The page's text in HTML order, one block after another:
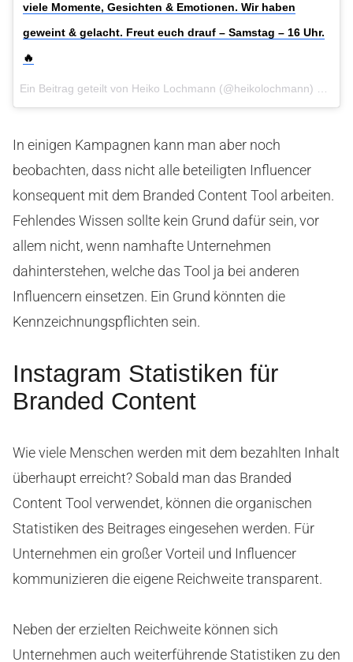
viele Momente, Gesichten & Emotionen. Wir haben
geweint & gelacht. Freut euch drauf – Samstag – 16 Uhr.
🔥
Ein Beitrag geteilt von Heiko Lochmann (@heikolochmann) am
In einigen Kampagnen kann man aber noch
beobachten, dass nicht alle beteiligten Influencer
konsequent mit dem Branded Content Tool arbeiten.
Fehlendes Wissen sollte kein Grund dafür sein, vor
allem nicht, wenn namhafte Unternehmen
dahinterstehen, welche das Tool ja bei anderen
Influencern einsetzen. Ein Grund könnten die
Kennzeichnungspflichten sein.
Instagram Statistiken für
Branded Content
Wie viele Menschen werden mit dem bezahlten Inhalt
überhaupt erreicht? Sobald man das Branded
Content Tool verwendet, können die organischen
Statistiken des Beitrages eingesehen werden. Für
Unternehmen ein großer Vorteil und Influencer
kommunizieren die eigene Reichweite transparent.
Neben der erzielten Reichweite können sich
Unternehmen auch weiterführende Statistiken zu den